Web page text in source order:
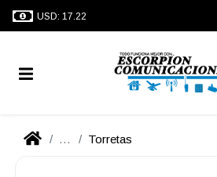
USD: 17.22
... Torretas